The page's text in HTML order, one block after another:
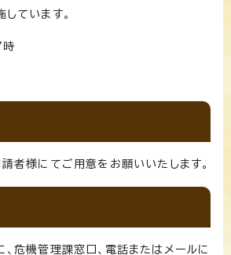
ています。
者様にてご用意をお願いいたします。
危機管理課窓口、電話またはメールに